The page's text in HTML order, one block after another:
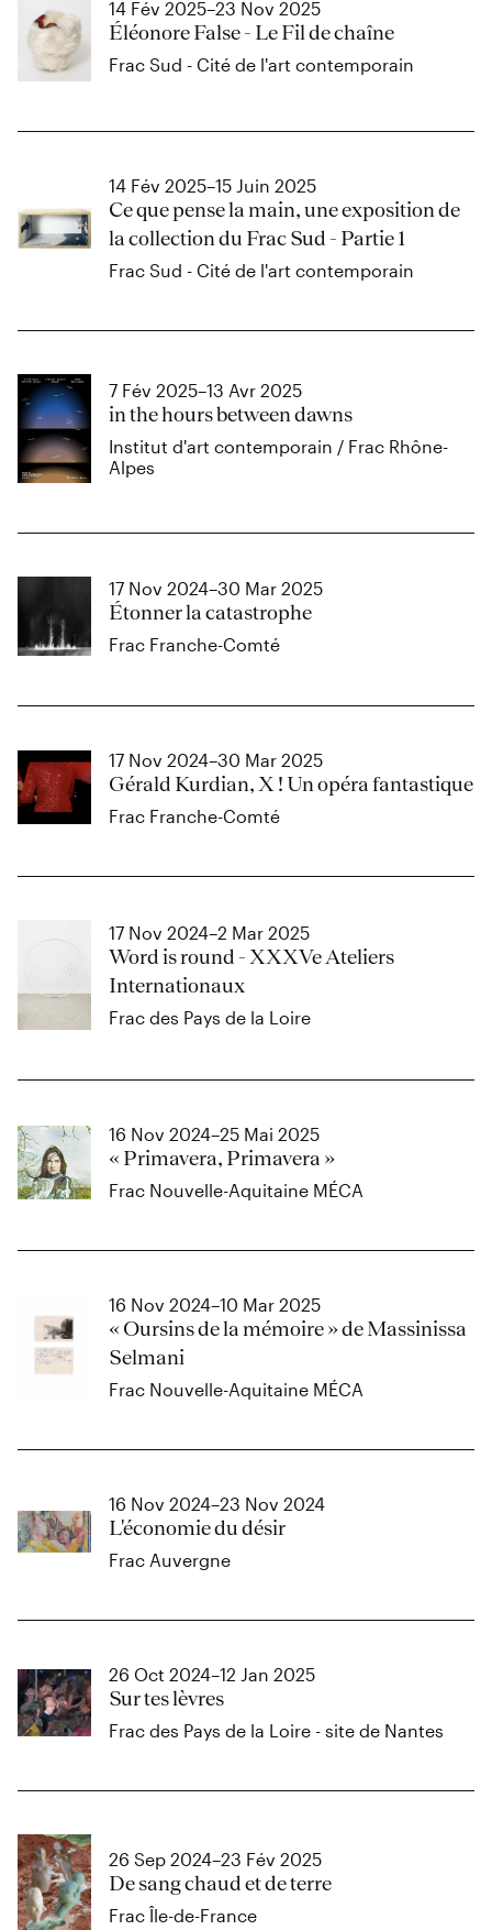
14 Fév 2025–23 Nov 2025
Éléonore False - Le Fil de chaîne
Frac Sud - Cité de l'art contemporain
14 Fév 2025–15 Juin 2025
Ce que pense la main, une exposition de
la collection du Frac Sud - Partie 1
Frac Sud - Cité de l'art contemporain
7 Fév 2025–13 Avr 2025
in the hours between dawns
Institut d'art contemporain / Frac Rhône-
Alpes
17 Nov 2024–30 Mar 2025
Étonner la catastrophe
Frac Franche-Comté
17 Nov 2024–30 Mar 2025
Gérald Kurdian, X ! Un opéra fantastique
Frac Franche-Comté
17 Nov 2024–2 Mar 2025
Word is round - XXXVe Ateliers
Internationaux
Frac des Pays de la Loire
16 Nov 2024–25 Mai 2025
« Primavera, Primavera »
Frac Nouvelle-Aquitaine MÉCA
16 Nov 2024–10 Mar 2025
« Oursins de la mémoire » de Massinissa
Selmani
Frac Nouvelle-Aquitaine MÉCA
16 Nov 2024–23 Nov 2024
L'économie du désir
Frac Auvergne
26 Oct 2024–12 Jan 2025
Sur tes lèvres
Frac des Pays de la Loire - site de Nantes
26 Sep 2024–23 Fév 2025
De sang chaud et de terre
Frac Île-de-France